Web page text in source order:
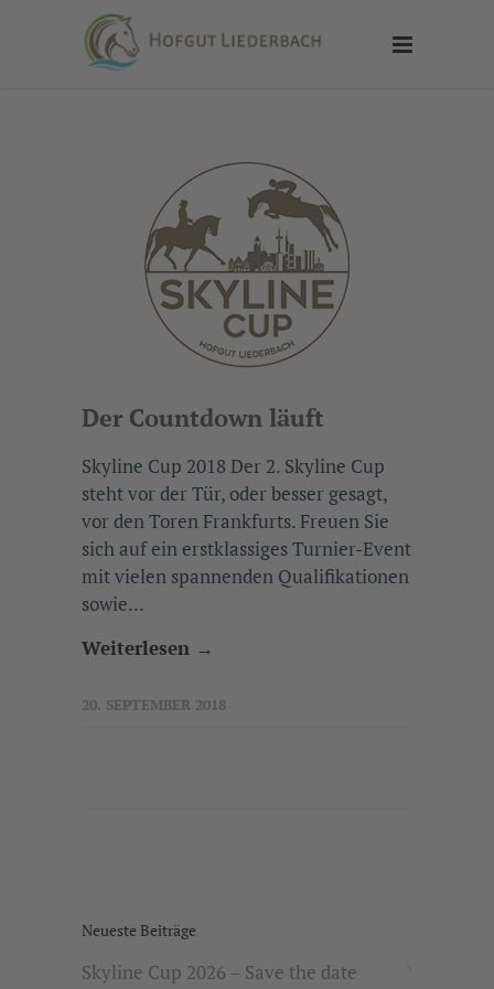
Der Countdown läuft
Skyline Cup 2018 Der 2. Skyline Cup
steht vor der Tür, oder besser gesagt,
vor den Toren Frankfurts. Freuen Sie
sich auf ein erstklassiges Turnier-Event
mit vielen spannenden Qualifikationen
sowie...
Weiterlesen →
20. SEPTEMBER 2018
Neueste Beiträge
Skyline Cup 2026 – Save the date